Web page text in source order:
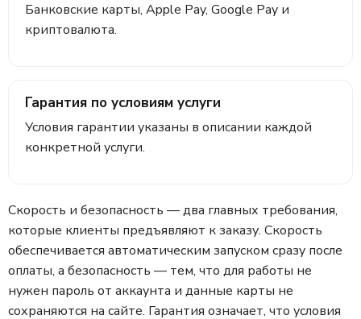
Банковские карты, Apple Pay, Google Pay и
криптовалюта.
Гарантия по условиям услуги
Условия гарантии указаны в описании каждой
конкретной услуги.
Скорость и безопасность — два главных требования,
которые клиенты предъявляют к заказу. Скорость
обеспечивается автоматическим запуском сразу после
оплаты, а безопасность — тем, что для работы не
нужен пароль от аккаунта и данные карты не
сохраняются на сайте. Гарантия означает, что условия